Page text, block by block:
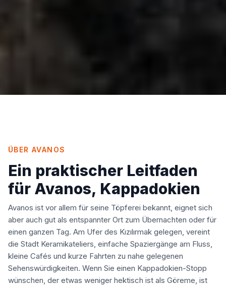
ÜBER AVANOS
Ein praktischer Leitfaden
für Avanos, Kappadokien
Avanos ist vor allem für seine Töpferei bekannt, eignet sich
aber auch gut als entspannter Ort zum Übernachten oder für
einen ganzen Tag. Am Ufer des Kızılırmak gelegen, vereint
die Stadt Keramikateliers, einfache Spaziergänge am Fluss,
kleine Cafés und kurze Fahrten zu nahe gelegenen
Sehenswürdigkeiten. Wenn Sie einen Kappadokien-Stopp
wünschen, der etwas weniger hektisch ist als Göreme, ist